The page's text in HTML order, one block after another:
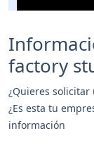
factory
¿Quieres solicitar
¿Es esta tu
información